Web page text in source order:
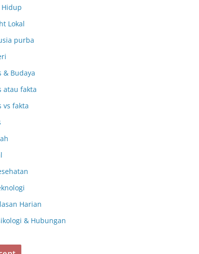
Hidup
Lokal
purba
& Budaya
atau fakta
vs fakta
Harian
& Hubungan